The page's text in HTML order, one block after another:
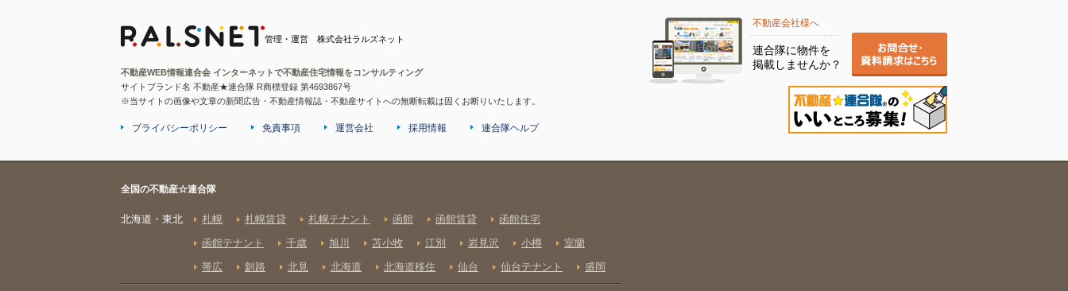
管理・運営 株式会社ラルズネット
不動産WEB情報連合会 インターネットで不動産住宅情報をコンサルティング
サイトブランド名 不動産★連合隊 R商標登録 第4693867号
※当サイトの画像や文章の新聞広告・不動産情報誌・不動産サイトへの無断転載は固くお断りいたします。
不動産会社様へ
連合隊に物件を
掲載しませんか？
プライバシーポリシー 免責事項 運営会社 採用情報 連合隊ヘルプ